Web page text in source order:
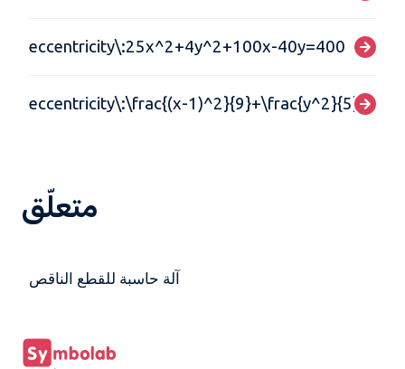
eccentricity\:25x^2+4y^2+100x-40y=400
eccentricity\:\frac{(x-1)^2}{9}+\frac{y^2}{5}=100
متعلّق
آلة حاسبة للقطع الناقص